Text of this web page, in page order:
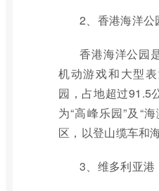
2、香港海洋公
香港海洋公园
机动游戏和大型
园，占地超过91.5
为“高峰乐园”及“
区，以登山缆车和
3、维多利亚港